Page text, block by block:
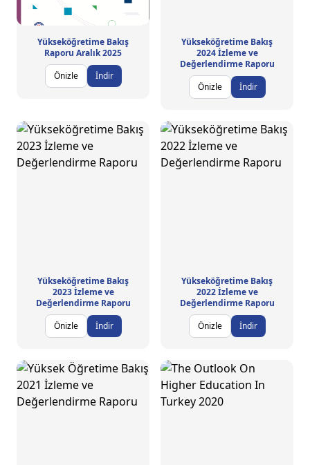
Yükseköğretime Bakış
Raporu Aralık 2025
Önizle
İndir
Yükseköğretime Bakış
2024 İzleme ve
Değerlendirme Raporu
Önizle
İndir
Yükseköğretime Bakış
2023 İzleme ve
Değerlendirme Raporu
Önizle
İndir
Yükseköğretime Bakış
2022 İzleme ve
Değerlendirme Raporu
Önizle
İndir